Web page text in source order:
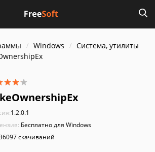
Windows
Система, утилиты
1.2.0.1
Бесплатно для Windows
скачиваний